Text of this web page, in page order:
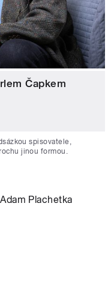
Čapkem
spisovatele,
jinou formou.
Plachetka